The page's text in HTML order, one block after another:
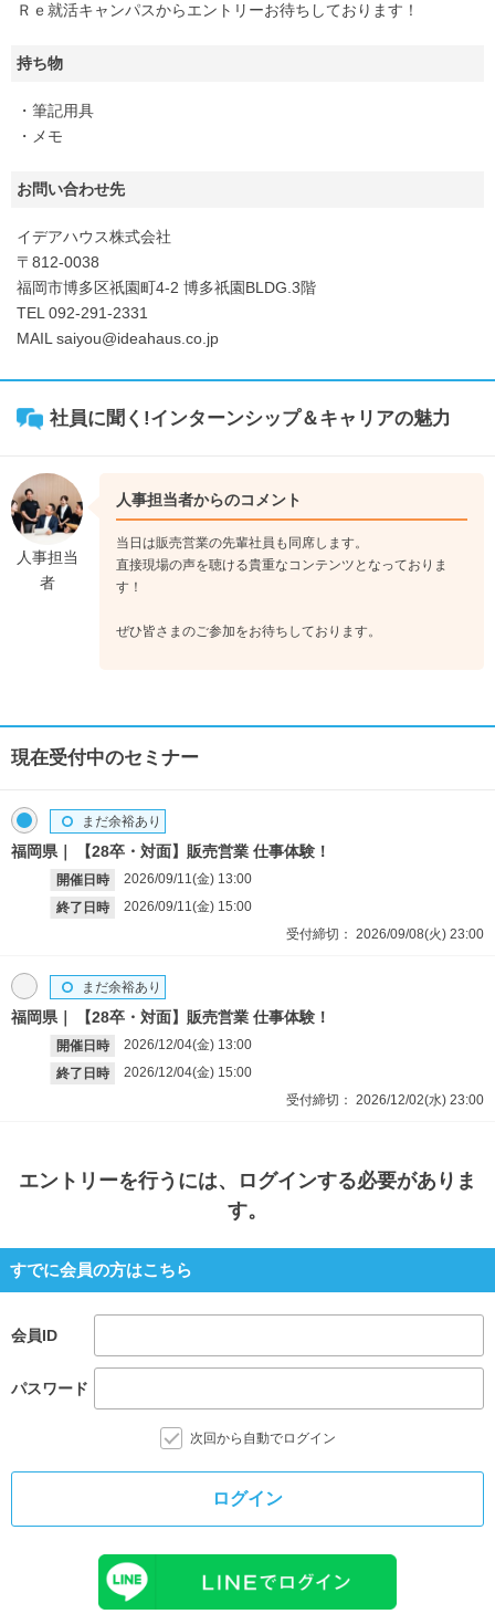
Ｒｅ就活キャンパスからエントリーお待ちしております！
持ち物
・筆記用具
・メモ
お問い合わせ先
イデアハウス株式会社
〒812-0038
福岡市博多区祇園町4-2 博多祇園BLDG.3階
TEL 092-291-2331
MAIL saiyou@ideahaus.co.jp
社員に聞く!インターンシップ＆キャリアの魅力
人事担当
者
人事担当者からのコメント
当日は販売営業の先輩社員も同席します。
直接現場の声を聴ける貴重なコンテンツとなっておりま
す！
ぜひ皆さまのご参加をお待ちしております。
現在受付中のセミナー
福岡県 【28卒・対面】販売営業 仕事体験！
開催日時 2026/09/11(金) 13:00
終了日時
2026/09/11(金) 15:00
まだ余裕あり
受付締切： 2026/09/08(火) 23:00
福岡県 【28卒・対面】販売営業 仕事体験！
開催日時 2026/12/04(金) 13:00
終了日時
2026/12/04(金) 15:00
まだ余裕あり
受付締切： 2026/12/02(水) 23:00
エントリーを行うには、ログインする必要がありま
す。
すでに会員の方はこちら
会員ID
パスワード
次回から自動でログイン
ログイン